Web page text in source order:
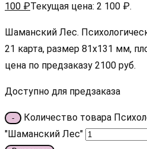
100 ₽Текущая цена: 2 100 ₽.
Шаманский Лес.
21 карта, размер 81х131 мм,
цена по предзаказу 2100 руб.
Доступно для предзаказа
-
Количество товара
"Шаманский Лес"